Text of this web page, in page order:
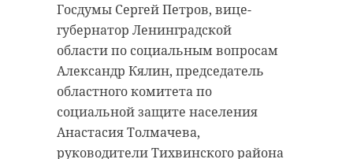
Госдумы Сергей Петров, вице-
губернатор Ленинградской
области по социальным вопросам
Александр Кялин, председатель
областного комитета по
социальной защите населения
Анастасия Толмачева,
руководители Тихвинского района